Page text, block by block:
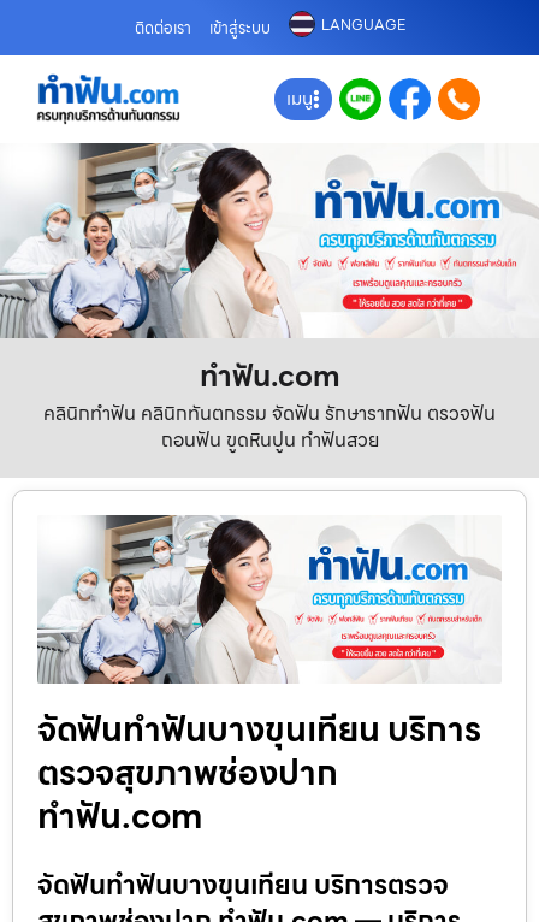
ติดต่อเรา เข้าสู่ระบบ LANGUAGE
เมนู
ทําฟัน.com
คลินิกทำฟัน คลินิกทันตกรรม จัดฟัน รักษารากฟัน ตรวจฟัน
ถอนฟัน ขูดหินปูน ทำฟันสวย
จัดฟันทำฟันบางขุนเทียน บริการ
ตรวจสุขภาพช่องปาก
ทำฟัน.com
จัดฟันทำฟันบางขุนเทียน บริการตรวจ